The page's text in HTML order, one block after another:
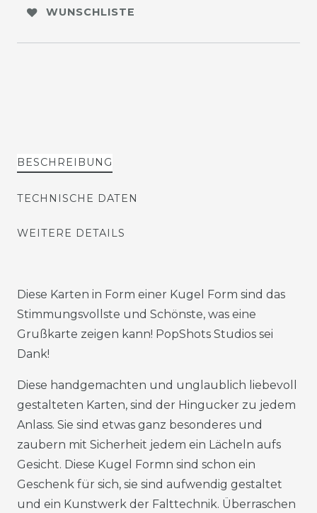
WUNSCHLISTE
BESCHREIBUNG
TECHNISCHE DATEN
WEITERE DETAILS
Diese Karten in Form einer Kugel Form sind das
Stimmungsvollste und Schönste, was eine
Grußkarte zeigen kann! PopShots Studios sei
Dank!
Diese handgemachten und unglaublich liebevoll
gestalteten Karten, sind der Hingucker zu jedem
Anlass. Sie sind etwas ganz besonderes und
zaubern mit Sicherheit jedem ein Lächeln aufs
Gesicht. Diese Kugel Formn sind schon ein
Geschenk für sich, sie sind aufwendig gestaltet
und ein Kunstwerk der Falttechnik. Überraschen